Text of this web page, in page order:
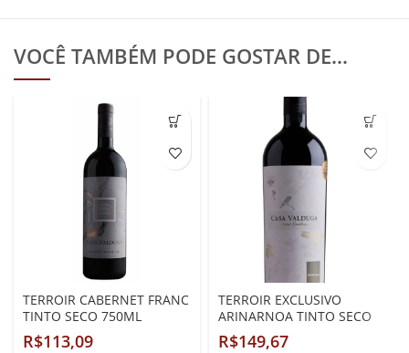
VOCÊ TAMBÉM PODE GOSTAR DE…
TERROIR CABERNET FRANC
TINTO SECO 750ML
R$
TERROIR EXCLUSIVO
ARINARNOA TINTO SECO
750ML
R$